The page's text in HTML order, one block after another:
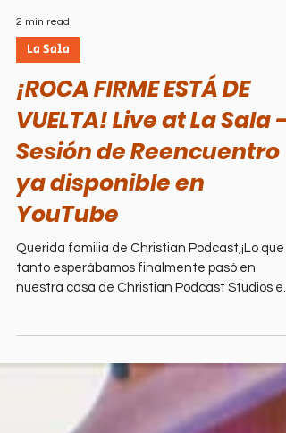
2 min read
La Sala
¡ROCA FIRME ESTÁ DE
VUELTA! Live at La Sala –
Sesión de Reencuentro
ya disponible en
YouTube
tanto esperábamos finalmente pasó en
Costa Mesa!ROCA FIRME, la legendaria
de hardcore cristiano en español nacida en
calles del sur de Los Ángeles, volvió al